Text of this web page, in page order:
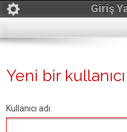
Giriş
Yeni bir
Kullanıcı adı: